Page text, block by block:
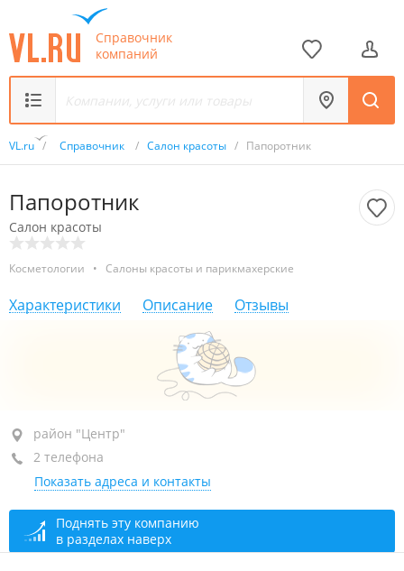
Справочник
компаний
VL.ru / Справочник / Салон красоты / Папоротник
Папоротник
Салон красоты
Косметологии • Салоны красоты и парикмахерские
Характеристики Описание Отзывы
район "Центр", ул. Уборевича, 17
1-й этаж, оф. 1
+7 902 553-16-50
+7 914 655-72-55
сегодня закрыто
район "Центр"
2 телефона
Показать адреса и контакты
Поднять эту компанию
в разделах наверх